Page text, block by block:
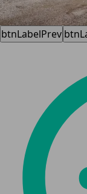
btnLabelPrev